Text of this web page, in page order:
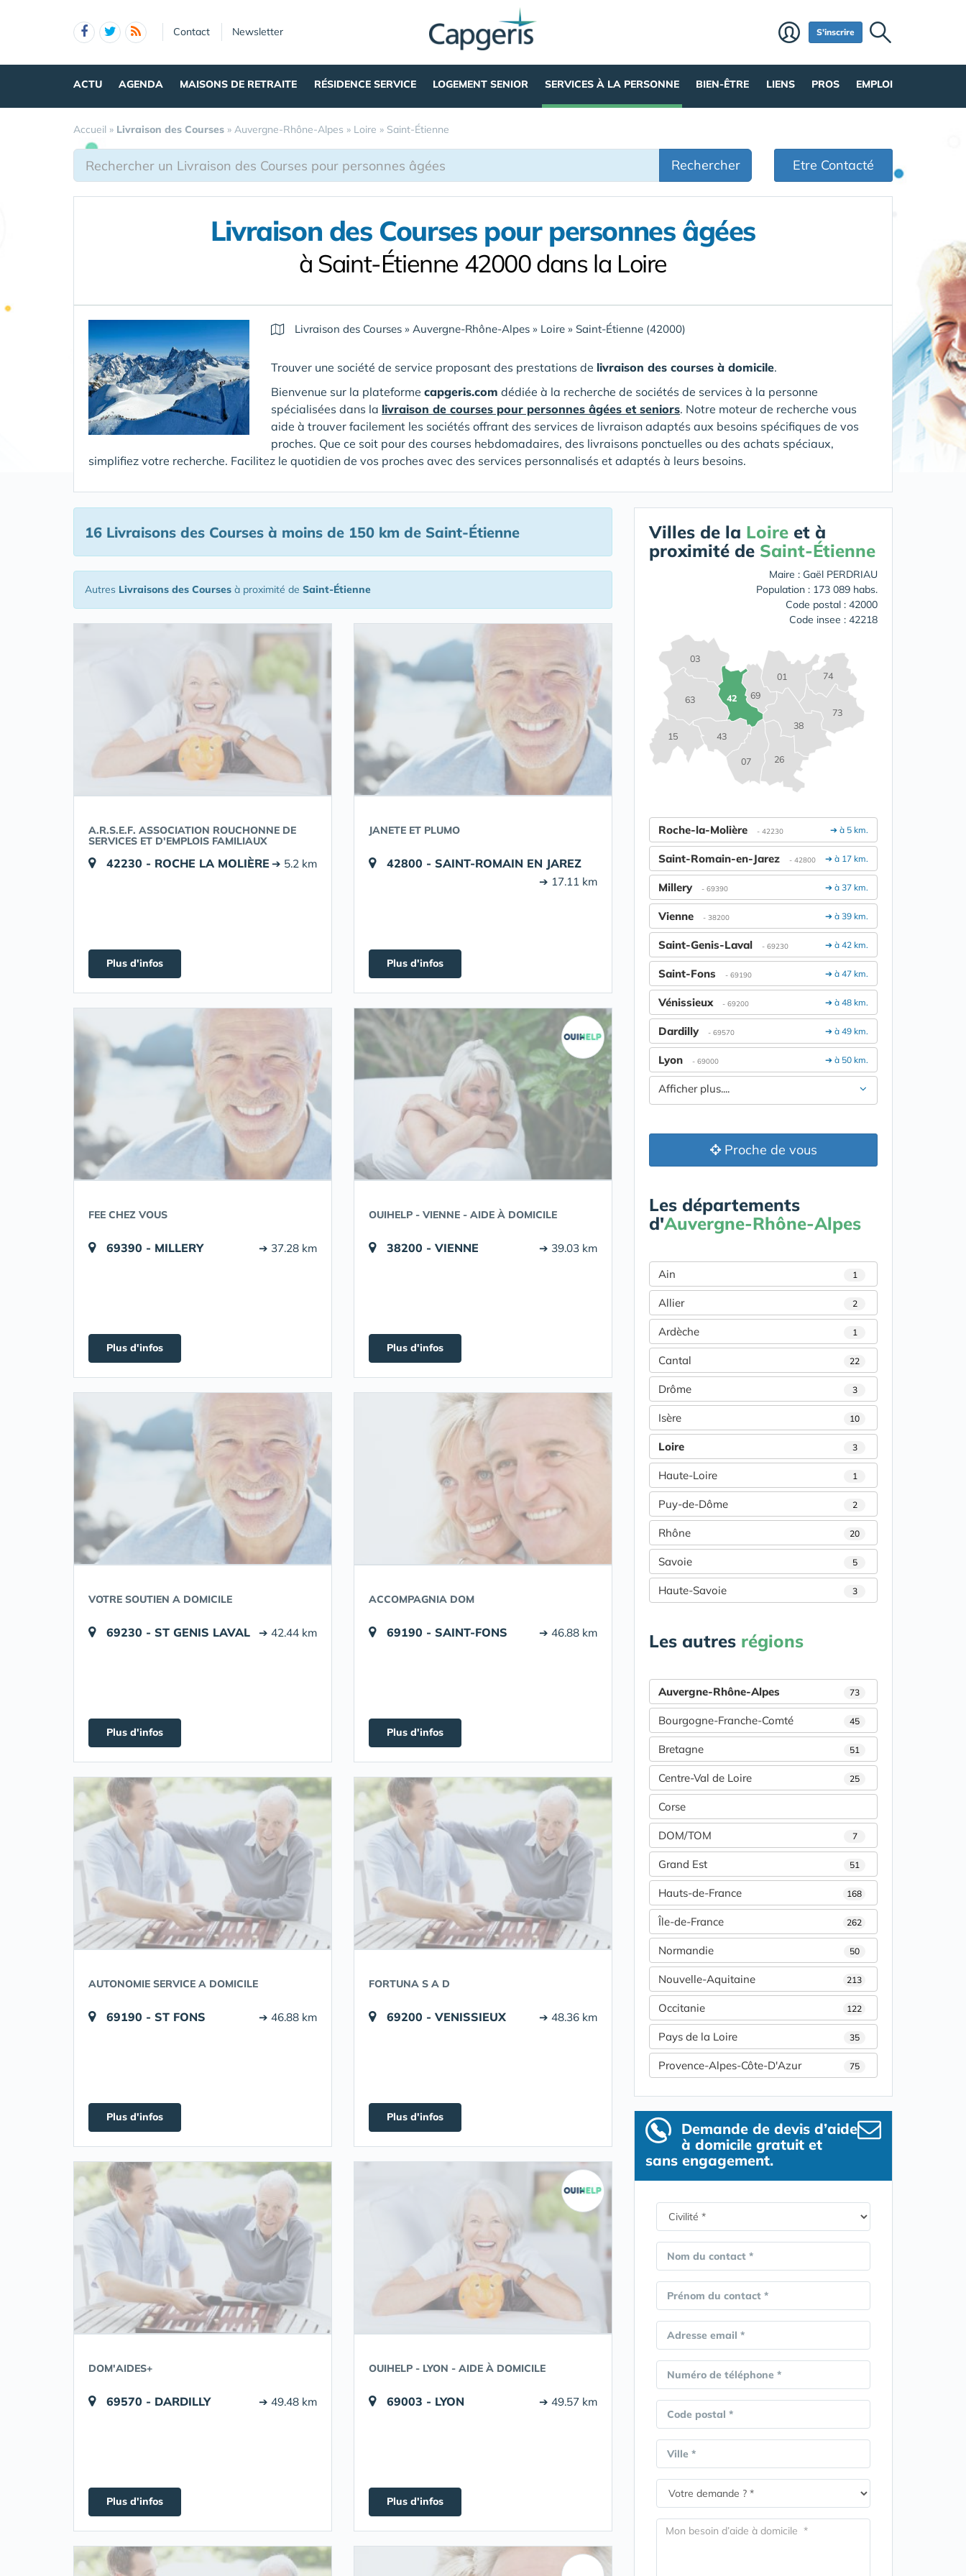
Contact Newsletter S'inscrire
ACTU AGENDA MAISONS DE RETRAITE RÉSIDENCE SERVICE LOGEMENT SENIOR SERVICES À LA PERSONNE BIEN-ÊTRE LIENS PROS EMPLOI
Accueil » Livraison des Courses » Auvergne-Rhône-Alpes » Loire » Saint-Étienne
Rechercher Etre Contacté
Livraison des Courses pour personnes âgées
à Saint-Étienne 42000 dans la Loire
Livraison des Courses » Auvergne-Rhône-Alpes » Loire » Saint-Étienne (42000)
Trouver une société de service proposant des prestations de livraison des courses à domicile.
Bienvenue sur la plateforme capgeris.com dédiée à la recherche de sociétés de services à la personne
spécialisées dans la livraison de courses pour personnes âgées et seniors. Notre moteur de recherche vous
aide à trouver facilement les sociétés offrant des services de livraison adaptés aux besoins spécifiques de vos
proches. Que ce soit pour des courses hebdomadaires, des livraisons ponctuelles ou des achats spéciaux,
simplifiez votre recherche. Facilitez le quotidien de vos proches avec des services personnalisés et adaptés à leurs besoins.
16 Livraisons des Courses à moins de 150 km de Saint-Étienne
Autres Livraisons des Courses à proximité de Saint-Étienne
A.R.S.E.F. ASSOCIATION ROUCHONNE DE
SERVICES ET D'EMPLOIS FAMILIAUX
42230 - ROCHE LA MOLIÈRE ➔ 5.2 km
Plus d'infos
JANETE ET PLUMO
42800 - SAINT-ROMAIN EN JAREZ
➔ 17.11 km
Plus d'infos
FEE CHEZ VOUS
69390 - MILLERY ➔ 37.28 km
Plus d'infos
OUIHELP - VIENNE - AIDE À DOMICILE
38200 - VIENNE ➔ 39.03 km
Plus d'infos
VOTRE SOUTIEN A DOMICILE
69230 - ST GENIS LAVAL ➔ 42.44 km
Plus d'infos
ACCOMPAGNIA DOM
69190 - SAINT-FONS ➔ 46.88 km
Plus d'infos
AUTONOMIE SERVICE A DOMICILE
69190 - ST FONS ➔ 46.88 km
Plus d'infos
FORTUNA S A D
69200 - VENISSIEUX ➔ 48.36 km
Plus d'infos
DOM'AIDES+
69570 - DARDILLY ➔ 49.48 km
Plus d'infos
OUIHELP - LYON - AIDE À DOMICILE
69003 - LYON ➔ 49.57 km
Plus d'infos
Villes de la Loire et à
proximité de Saint-Étienne
Maire : Gaël PERDRIAU
Population : 173 089 habs.
Code postal : 42000
Code insee : 42218
01
03
07
15
26
38
42
43
63
69
73
74
➔ à 5 km.
Roche-la-Molière - 42230
➔ à 17 km.
Saint-Romain-en-Jarez - 42800
➔ à 37 km.
Millery - 69390
➔ à 39 km.
Vienne - 38200
➔ à 42 km.
Saint-Genis-Laval - 69230
➔ à 47 km.
Saint-Fons - 69190
➔ à 48 km.
Vénissieux - 69200
➔ à 49 km.
Dardilly - 69570
➔ à 50 km.
Lyon - 69000
Afficher plus....
Proche de vous
Les départements
d'Auvergne-Rhône-Alpes
Ain 1
Allier 2
Ardèche 1
Cantal 22
Drôme 3
Isère 10
Loire 3
Haute-Loire 1
Puy-de-Dôme 2
Rhône 20
Savoie 5
Haute-Savoie 3
Les autres régions
Auvergne-Rhône-Alpes 73
Bourgogne-Franche-Comté 45
Bretagne 51
Centre-Val de Loire 25
Corse
DOM/TOM 7
Grand Est 51
Hauts-de-France 168
Île-de-France 262
Normandie 50
Nouvelle-Aquitaine 213
Occitanie 122
Pays de la Loire 35
Provence-Alpes-Côte-D'Azur 75
Demande de devis d’aide
à domicile gratuit et
sans engagement.
Nom du contact *
Prénom du contact *
Adresse email *
Numéro de téléphone *
Code postal *
Ville *